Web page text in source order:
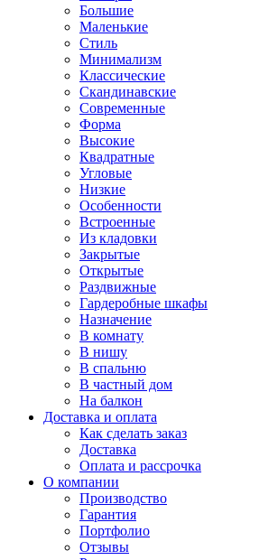
Большие
Маленькие
Стиль
Минимализм
Классические
Скандинавские
Современные
Форма
Высокие
Квадратные
Угловые
Низкие
Особенности
Встроенные
Из кладовки
Закрытые
Открытые
Раздвижные
Гардеробные шкафы
Назначение
В комнату
В нишу
В спальню
В частный дом
На балкон
Доставка и оплата
Как сделать заказ
Доставка
Оплата и рассрочка
О компании
Производство
Гарантия
Портфолио
Отзывы